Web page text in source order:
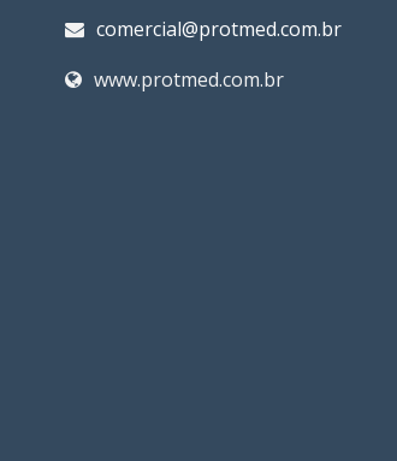
comercial@protmed.com.br
www.protmed.com.br